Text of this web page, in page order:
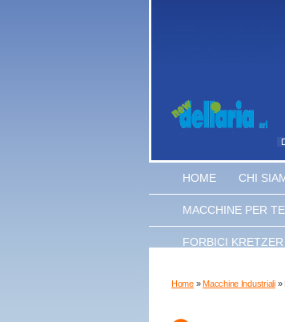
HOME CHI
MACCHINE PER
FORBICI KRETZER
Home»Macchine Industriali»